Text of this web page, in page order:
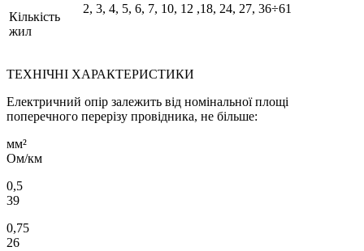
Кількість
жил
2, 3, 4, 5, 6, 7, 10, 12 ,18, 24, 27, 36÷61
ТЕХНІЧНІ ХАРАКТЕРИСТИКИ
Електричний опір залежить від номінальної площі
поперечного перерізу провідника, не більше:
мм²
Ом/км
0,5
39
0,75
26